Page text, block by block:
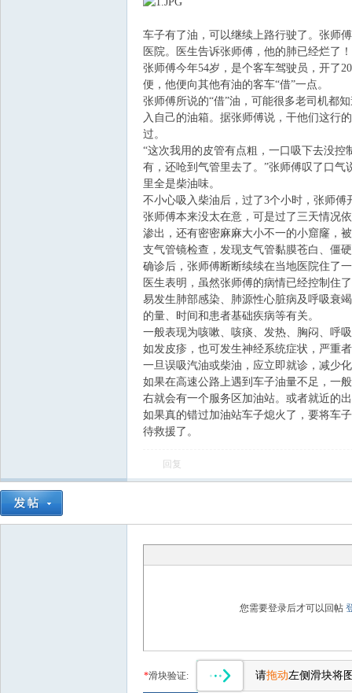
会
车子有了油，可以继续上路行驶了。张师
医院。医生告诉张师傅，他的肺已经烂了！
张师傅今年54岁，是个客车驾驶员，开了
便，他便向其他有油的客车“借”一点。
张师傅所说的“借”油，可能很多老司机都
入自己的油箱。据张师傅说，干他们这行
过。
“这次我用的皮管有点粗，一口吸下去没
有，还呛到气管里去了。”张师傅叹了口
里全是柴油味。
不小心吸入柴油后，过了3个小时，张师傅
张师傅本来没太在意，可是过了三天情况
渗出，还有密密麻麻大小不一的小窟窿，
支气管镜检查，发现支气管黏膜苍白、僵
确诊后，张师傅断断续续在当地医院住了
医生表明，虽然张师傅的病情已经控制住
易发生肺部感染、肺源性心脏病及呼吸衰
的量、时间和患者基础疾病等有关。
一般表现为咳嗽、咳痰、发热、胸闷、呼
如发皮疹，也可发生神经系统症状，严重
一旦误吸汽油或柴油，应立即就诊，减少
如果在高速公路上遇到车子油量不足，一
右就会有一个服务区加油站。或者就近的
如果真的错过加油站车子熄火了，要将车
待救援了。
回复
您需要登录后才可以回帖
*滑块验证: 请拖动左侧滑块将